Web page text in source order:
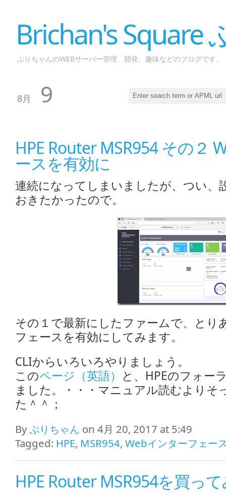
Brichan's Square
ぶりちゃんのWEBサーバー管理、開発、趣味などのブログです。
8月 9
HPE Router MSR954 その２
ースを有効に
連続になってしまいましたが、つい、
おきたかったので。
その１で最新にしたファームで、とり
フェースを有効にしてみます。
CLIからいろいろやりましょう。
このページ（英語）
と、HPEのフォー
ました。・・・マニュアル読むよりそ
た＾＾；
Byぶりちゃん on 4月 20, 2017 at 5:49
Tagged: HPE, MSR954, Webインターフェー
HPE Router MSR954を買っ